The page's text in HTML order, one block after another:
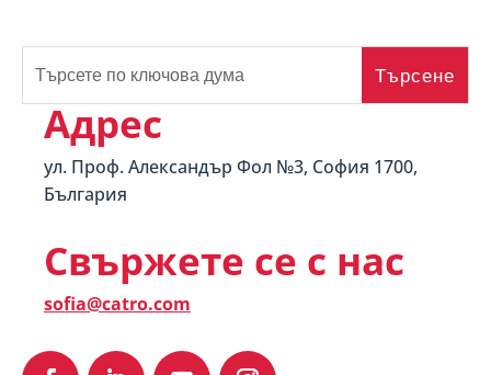
Адрес
ул. Проф. Александър Фол №3, София 1700,
България
Свържете се с нас
sofia@catro.com